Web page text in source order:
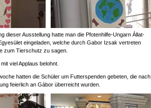
dieser Ausstellung hatte man die Pfotenhilfe-Ungarn Állat-
eingeladen, welche durch Gabor Izsak vertreten
zum Tierschutz zu sagen.
viel Applaus belohnt.
hatten die Schüler um Futterspenden gebeten, die nach
feierlich an Gábor überreicht wurden.